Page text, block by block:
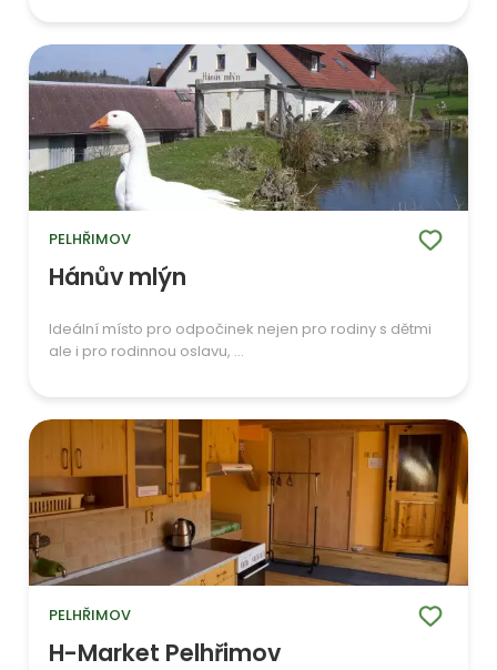
PELHŘIMOV
Hánův mlýn
Ideální místo pro odpočinek nejen pro rodiny s dětmi
ale i pro rodinnou oslavu, ...
PELHŘIMOV
H-Market Pelhřimov